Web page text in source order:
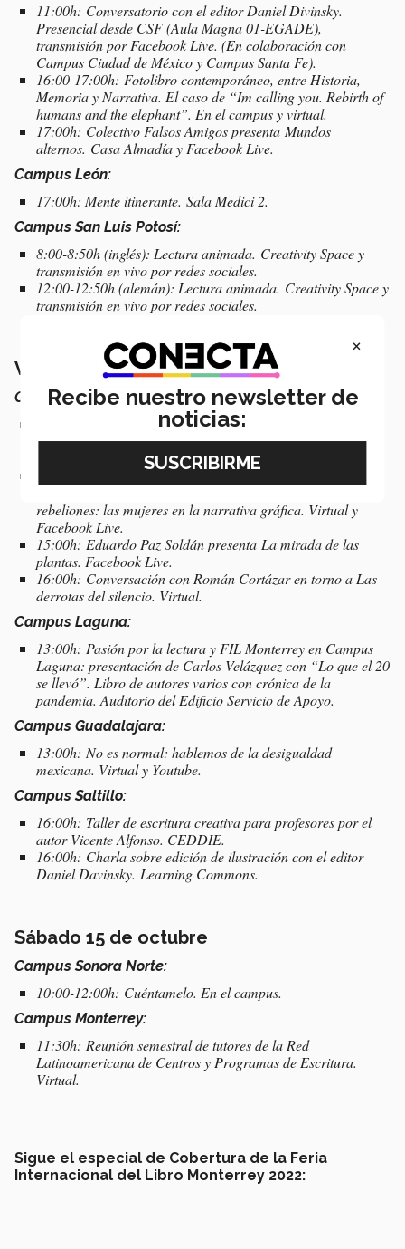
11:00h: Conversatorio con el editor Daniel Divinsky.
Presencial desde CSF (Aula Magna 01-EGADE),
transmisión por Facebook Live. (En colaboración con
Campus Ciudad de México y Campus Santa Fe).
16:00-17:00h: Fotolibro contemporáneo, entre Historia,
Memoria y Narrativa. El caso de “Im calling you. Rebirth of
humans and the elephant”. En el campus y virtual.
17:00h: Colectivo Falsos Amigos presenta Mundos
alternos. Casa Almadía y Facebook Live.
Campus León:
17:00h: Mente itinerante. Sala Medici 2.
Campus San Luis Potosí:
8:00-8:50h (inglés): Lectura animada. Creativity Space y
transmisión en vivo por redes sociales.
12:00-12:50h (alemán): Lectura animada. Creativity Space y
transmisión en vivo por redes sociales.
Viernes 14 de octubre
Campus Estado de México:
11:00h: Obra narrativa del autor potosino Javier Báez
Zacarías. Conversación alrededor deAletear de sábanas.
Virtual y Facebook Live.
13:00-15:00h: Conversatorio con la narradora gráfica y
rebeliones: las mujeres en la narrativa gráfica. Virtual y
Facebook Live.
15:00h: Eduardo Paz Soldán presenta La mirada de las
plantas. Facebook Live.
16:00h: Conversación con Román Cortázar en torno a Las
derrotas del silencio. Virtual.
Campus Laguna:
13:00h: Pasión por la lectura y FIL Monterrey en Campus
Laguna: presentación de Carlos Velázquez con “Lo que el 20
se llevó”. Libro de autores varios con crónica de la
pandemia. Auditorio del Edificio Servicio de Apoyo.
Campus Guadalajara:
13:00h: No es normal: hablemos de la desigualdad
mexicana. Virtual y Youtube.
Campus Saltillo:
16:00h: Taller de escritura creativa para profesores por el
autor Vicente Alfonso. CEDDIE.
16:00h: Charla sobre edición de ilustración con el editor
Daniel Davinsky. Learning Commons.
Sábado 15 de octubre
Campus Sonora Norte:
10:00-12:00h: Cuéntamelo. En el campus.
Campus Monterrey:
11:30h: Reunión semestral de tutores de la Red
Latinoamericana de Centros y Programas de Escritura.
Virtual.
Sigue el especial de Cobertura de la Feria
Internacional del Libro Monterrey 2022:
×
Recibe nuestro newsletter de
noticias: